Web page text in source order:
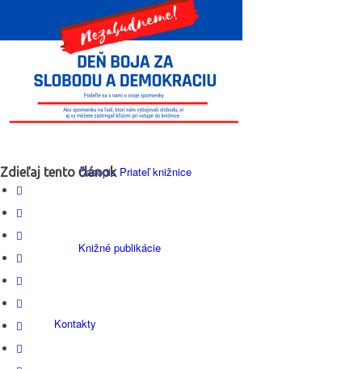
Fotogaléria
Edičná činnosť
Časopis Priateľ knižnice
Knižné publikácie
Kontakty
Zdieľaj tento článok